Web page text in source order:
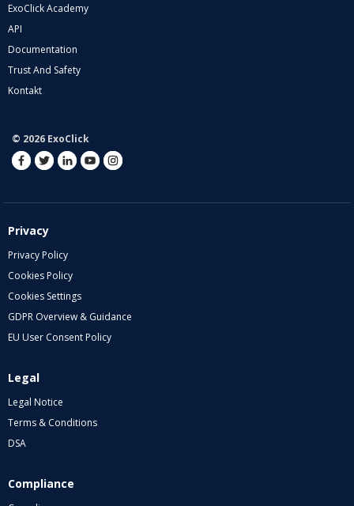
ExoClick Academy
API
Documentation
Trust And Safety
Kontakt
© 2026 ExoClick
Privacy
Privacy Policy
Cookies Policy
Cookies Settings
GDPR Overview & Guidance
EU User Consent Policy
Legal
Legal Notice
Terms & Conditions
DSA
Compliance